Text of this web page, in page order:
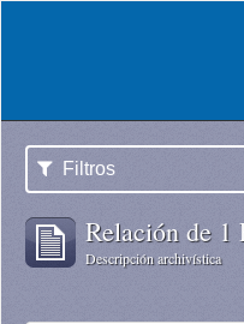
Filtros
Relación de 1
Descripción archivística